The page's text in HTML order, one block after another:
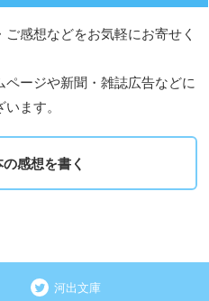
感想などをお気軽にお寄せく
ージや新聞・雑誌広告などに
ます。
感想を書く
河出文庫